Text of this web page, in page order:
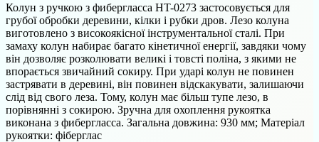
Колун з ручкою з фибергласса HT-0273 застосовується для
грубої обробки деревини, кілки і рубки дров. Лезо колуна
виготовлено з високоякісної інструментальної сталі. При
замаху колун набирає багато кінетичної енергії, завдяки чому
він дозволяє розколювати великі і товсті поліна, з якими не
впорається звичайний сокиру. При ударі колун не повинен
застрявати в деревині, він повинен відскакувати, залишаючи
слід від свого леза. Тому, колун має більш тупе лезо, в
порівнянні з сокирою. Зручна для охоплення рукоятка
виконана з фибергласса. Загальна довжина: 930 мм; Матеріал
рукоятки: фіберглас